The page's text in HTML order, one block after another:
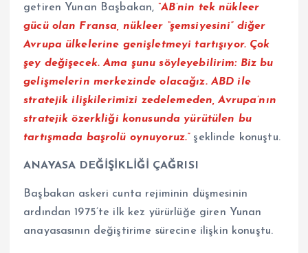
getiren Yunan Başbakan, “AB’nin tek nükleer
gücü olan Fransa, nükleer “şemsiyesini” diğer
Avrupa ülkelerine genişletmeyi tartışıyor. Çok
şey değişecek. Ama şunu söyleyebilirim: Biz bu
gelişmelerin merkezinde olacağız. ABD ile
stratejik ilişkilerimizi zedelemeden, Avrupa’nın
stratejik özerkliği konusunda yürütülen bu
tartışmada başrolü oynuyoruz.”şeklinde konuştu.
ANAYASA DEĞİŞİKLİĞİ ÇAĞRISI
Başbakan askeri cunta rejiminin düşmesinin
ardından 1975’te ilk kez yürürlüğe giren Yunan
anayasasının değiştirime sürecine ilişkin konuştu.